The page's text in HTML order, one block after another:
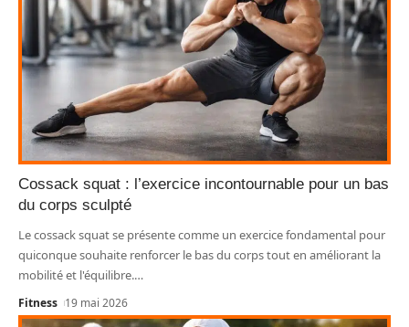
Cossack squat : l’exercice incontournable pour un bas
du corps sculpté
Le cossack squat se présente comme un exercice fondamental pour
quiconque souhaite renforcer le bas du corps tout en améliorant la
mobilité et l'équilibre.…
Fitness 19 mai 2026